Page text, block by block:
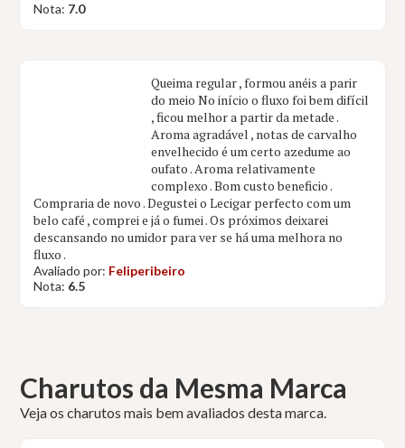
Nota: 7.0
Queima regular , formou anéis a parir
do meio No início o fluxo foi bem difícil
, ficou melhor a partir da metade .
Aroma agradável , notas de carvalho
envelhecido é um certo azedume ao
oufato . Aroma relativamente
complexo . Bom custo beneficio .
Compraria de novo . Degustei o Lecigar perfecto com um
belo café , comprei e já o fumei . Os próximos deixarei
descansando no umidor para ver se há uma melhora no
fluxo .
Avaliado por: Feliperibeiro
Nota: 6.5
Charutos da Mesma Marca
Veja os charutos mais bem avaliados desta marca.